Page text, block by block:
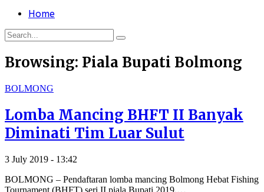
Home
Browsing: Piala Bupati Bolmong
BOLMONG
Lomba Mancing BHFT II Banyak
Diminati Tim Luar Sulut
3 July 2019 - 13:42
BOLMONG – Pendaftaran lomba mancing Bolmong Hebat Fishing